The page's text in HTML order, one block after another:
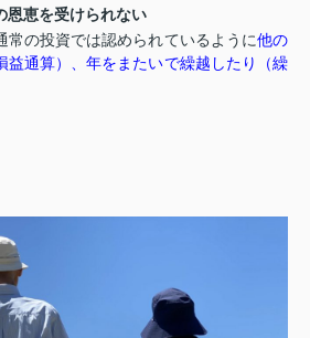
恵を受けられない
常の投資では認められているように他の
益通算）、年をまたいで繰越したり（繰